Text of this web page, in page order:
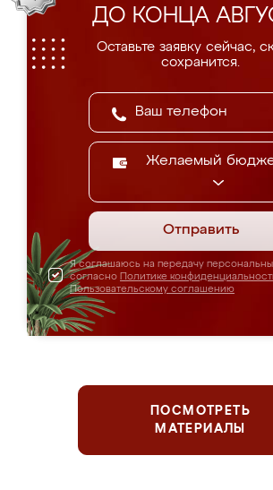
ДО КОНЦА
Оставьте заявку сейчас,
сохранится.
Желаемый
Отправить
Я соглашаюсь на передачу
согласно Политике
Пользовательскому соглашению
ПОСМОТРЕТЬ
МАТЕРИАЛЫ